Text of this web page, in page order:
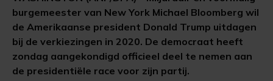
burgemeester van New York Michael Bloomberg wil
de Amerikaanse president Donald Trump uitdagen
bij de verkiezingen in 2020. De democraat heeft
zondag aangekondigd officieel deel te nemen aan
de presidentiële race voor zijn partij.